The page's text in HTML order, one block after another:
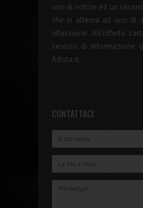
uno di notizie ed un
che si alterna ad uno di
riflessione. All'offerta
servizio di informazione
Adista.it.
CONTATTACI